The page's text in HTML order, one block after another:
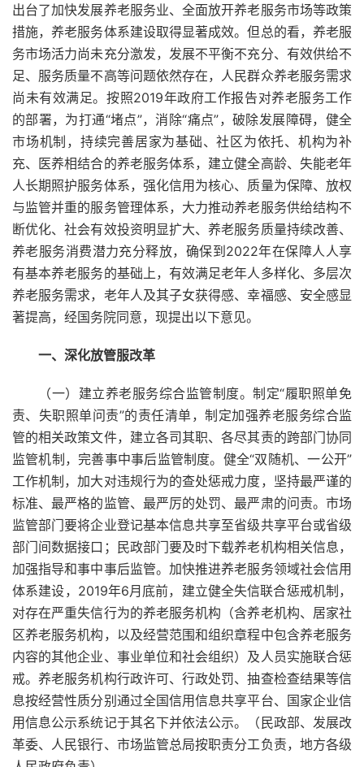
出台了加快发展养老服务业、全面放开养老服务市场等政策
措施，养老服务体系建设取得显著成效。但总的看，养老服
务市场活力尚未充分激发，发展不平衡不充分、有效供给不
足、服务质量不高等问题依然存在，人民群众养老服务需求
尚未有效满足。按照2019年政府工作报告对养老服务工作
的部署，为打通“堵点”，消除“痛点”，破除发展障碍，健全
市场机制，持续完善居家为基础、社区为依托、机构为补
充、医养相结合的养老服务体系，建立健全高龄、失能老年
人长期照护服务体系，强化信用为核心、质量为保障、放权
与监管并重的服务管理体系，大力推动养老服务供给结构不
断优化、社会有效投资明显扩大、养老服务质量持续改善、
养老服务消费潜力充分释放，确保到2022年在保障人人享
有基本养老服务的基础上，有效满足老年人多样化、多层次
养老服务需求，老年人及其子女获得感、幸福感、安全感显
著提高，经国务院同意，现提出以下意见。
一、深化放管服改革
（一）建立养老服务综合监管制度。制定“履职照单免
责、失职照单问责”的责任清单，制定加强养老服务综合监
管的相关政策文件，建立各司其职、各尽其责的跨部门协同
监管机制，完善事中事后监管制度。健全“双随机、一公开”
工作机制，加大对违规行为的查处惩戒力度，坚持最严谨的
标准、最严格的监管、最严厉的处罚、最严肃的问责。市场
监管部门要将企业登记基本信息共享至省级共享平台或省级
部门间数据接口；民政部门要及时下载养老机构相关信息，
加强指导和事中事后监管。加快推进养老服务领域社会信用
体系建设，2019年6月底前，建立健全失信联合惩戒机制，
对存在严重失信行为的养老服务机构（含养老机构、居家社
区养老服务机构，以及经营范围和组织章程中包含养老服务
内容的其他企业、事业单位和社会组织）及人员实施联合惩
戒。养老服务机构行政许可、行政处罚、抽查检查结果等信
息按经营性质分别通过全国信用信息共享平台、国家企业信
用信息公示系统记于其名下并依法公示。（民政部、发展改
革委、人民银行、市场监管总局按职责分工负责，地方各级